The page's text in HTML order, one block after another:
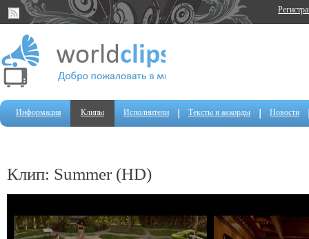
Информация Клипы Исполнители Тексты и аккорды Новости
Клип: Summer (HD)